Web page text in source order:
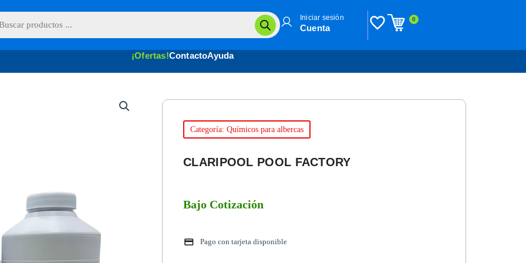
Iniciar sesión
Cuenta
0
¡Ofertas!ContactoAyuda
Categoría: Químicos para albercas
CLARIPOOL POOL FACTORY
Bajo Cotización
Pago con tarjeta disponible